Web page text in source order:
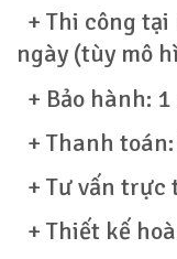
+ Thi công
ngày (tùy mô
+ Bảo hành: 1
+ Thanh
+ Tư vấn trực
+ Thiết kế